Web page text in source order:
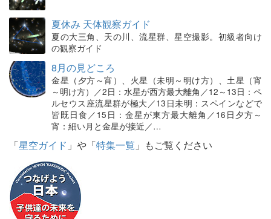
夏休み 天体観察ガイド
夏の大三角、天の川、流星群、星空撮影。初級者向け
の観察ガイド
8月の見どころ
金星（夕方～宵）、火星（未明～明け方）、土星（宵
～明け方）／2日：水星が西方最大離角／12～13日：ペ
ルセウス座流星群が極大／13日未明：スペインなどで
皆既日食／15日：金星が東方最大離角／16日夕方～
宵：細い月と金星が接近／…
「星空ガイド 」や「特集一覧 」もご覧ください